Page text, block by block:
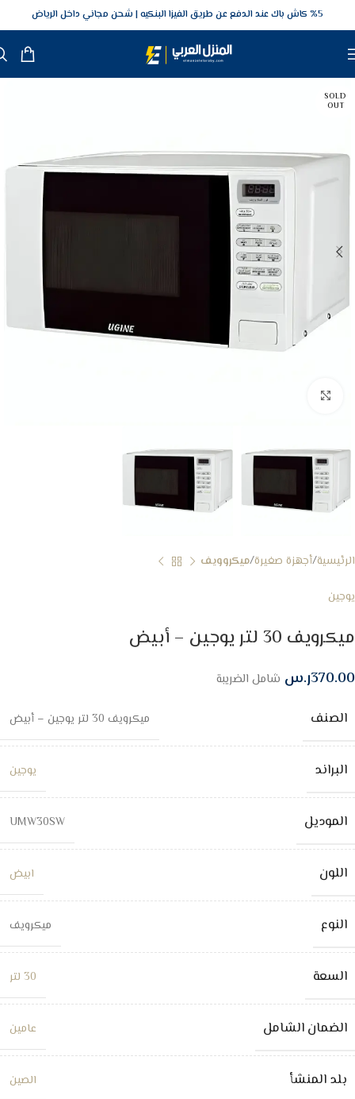
5‎% كاش باك عند الدفع عن طريق الفيزا البنكيه شحن مجاني داخل الرياض
SOLD
OUT
الرئيسية أجهزة صغيرة ميكروويف
يوجين
ميكرويف 30 لتر يوجين – أبيض
370.00ر.س شامل الضريبة
الصنف ميكرويف 30 لتر يوجين – أبيض
البراند يوجين
الموديل UMW30SW
اللون ابيض
النوع ميكرويف
السعة 30 لتر
الضمان الشامل عامين
بلد المنشأ الصين